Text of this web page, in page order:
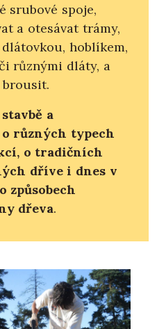
srubové spoje,
a otesávat trámy,
hoblíkem,
různými dláty, a
a
různých typech
o tradičních
dříve i dnes v
způsobech
dřeva.